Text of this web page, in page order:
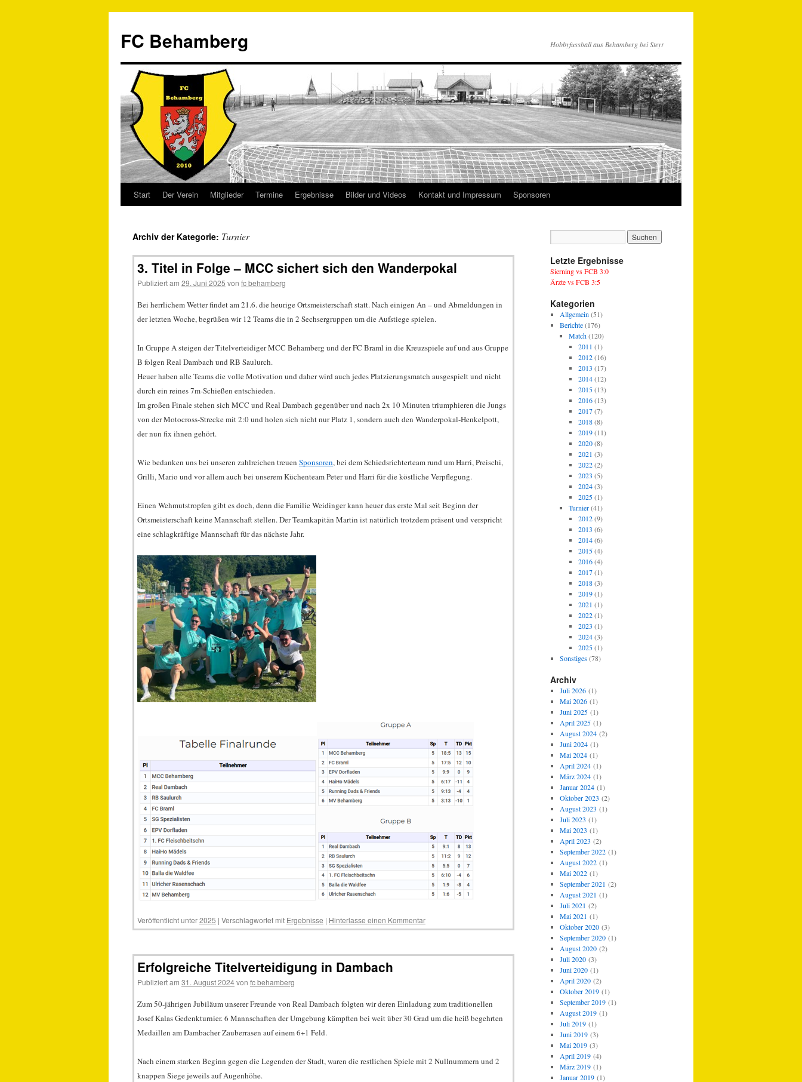
FC Behamberg Hobbyfussball aus Behamberg bei Steyr
Start Der Verein Mitglieder Termine Ergebnisse Bilder und Videos Kontakt und Impressum Sponsoren
Archiv der Kategorie: Turnier
3. Titel in Folge – MCC sichert sich den Wanderpokal
Publiziert am 29. Juni 2025 von fc behamberg
Bei herrlichem Wetter findet am 21.6. die heurige Ortsmeisterschaft statt. Nach einigen An – und Abmeldungen in
der letzten Woche, begrüßen wir 12 Teams die in 2 Sechsergruppen um die Aufstiege spielen.
In Gruppe A steigen der Titelverteidiger MCC Behamberg und der FC Braml in die Kreuzspiele auf und aus Gruppe
B folgen Real Dambach und RB Saulurch.
Heuer haben alle Teams die volle Motivation und daher wird auch jedes Platzierungsmatch ausgespielt und nicht
durch ein reines 7m-Schießen entschieden.
Im großen Finale stehen sich MCC und Real Dambach gegenüber und nach 2x 10 Minuten triumphieren die Jungs
von der Motocross-Strecke mit 2:0 und holen sich nicht nur Platz 1, sondern auch den Wanderpokal-Henkelpott,
der nun fix ihnen gehört.
Wie bedanken uns bei unseren zahlreichen treuen Sponsoren, bei dem Schiedsrichterteam rund um Harri, Preischi,
Grilli, Mario und vor allem auch bei unserem Küchenteam Peter und Harri für die köstliche Verpflegung.
Einen Wehmutstropfen gibt es doch, denn die Familie Weidinger kann heuer das erste Mal seit Beginn der
Ortsmeisterschaft keine Mannschaft stellen. Der Teamkapitän Martin ist natürlich trotzdem präsent und verspricht
eine schlagkräftige Mannschaft für das nächste Jahr.
Veröffentlicht unter2025 | Verschlagwortet mit Ergebnisse | Hinterlasse einen Kommentar
Erfolgreiche Titelverteidigung in Dambach
Publiziert am 31. August 2024von fc behamberg
Zum 50-jährigen Jubiläum unserer Freunde von Real Dambach folgten wir deren Einladung zum traditionellen
Josef Kalas Gedenkturnier. 6 Mannschaften der Umgebung kämpften bei weit über 30 Grad um die heiß begehrten
Medaillen am Dambacher Zauberrasen auf einem 6+1 Feld.
Nach einem starken Beginn gegen die Legenden der Stadt, waren die restlichen Spiele mit 2 Nullnummern und 2
knappen Siege jeweils auf Augenhöhe.
Letzte Ergebnisse
Sierning vs FCB 3:0
Ärzte vs FCB 3:5
Kategorien
Allgemein (51)
Berichte(176)
Match(120)
2011 (1)
2012(16)
2013 (17)
2014(12)
2015(13)
2016(13)
2017(7)
2018(8)
2019(11)
2020(8)
2021 (3)
2022(2)
2023 (5)
2024(3)
2025(1)
Turnier(41)
2012(9)
2013 (6)
2014(6)
2015(4)
2016(4)
2017(1)
2018(3)
2019(1)
2021 (1)
2022(1)
2023 (1)
2024(3)
2025(1)
Sonstiges(78)
Archiv
Juli 2026(1)
Mai 2026(1)
Juni 2025(1)
April 2025(1)
August 2024(2)
Juni 2024(1)
Mai 2024(1)
April 2024(1)
März 2024(1)
Januar 2024(1)
Oktober 2023 (2)
August 2023 (1)
Juli 2023 (1)
Mai 2023 (1)
April 2023 (2)
September 2022(1)
August 2022(1)
Mai 2022(1)
September 2021 (2)
August 2021 (1)
Juli 2021 (2)
Mai 2021 (1)
Oktober 2020(3)
September 2020(1)
August 2020(2)
Juli 2020(3)
Juni 2020(1)
April 2020(2)
Oktober 2019(1)
September 2019(1)
August 2019(1)
Juli 2019(1)
Juni 2019(3)
Mai 2019(3)
April 2019(4)
März 2019(1)
Januar 2019(1)